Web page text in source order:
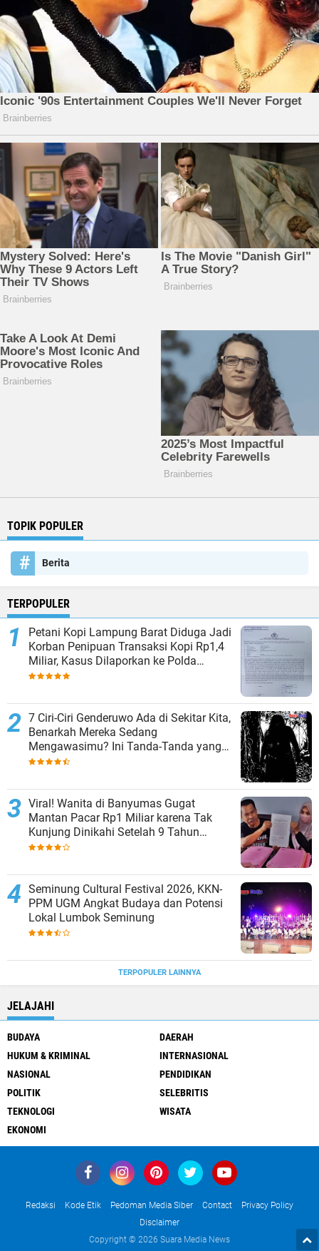
TOPIK POPULER
Berita
TERPOPULER
Petani Kopi Lampung Barat Diduga Jadi
Korban Penipuan Transaksi Kopi Rp1,4
Miliar, Kasus Dilaporkan ke Polda
Lampung
7 Ciri-Ciri Genderuwo Ada di Sekitar Kita,
Benarkah Mereka Sedang
Mengawasimu? Ini Tanda-Tanda yang
Sering Diabaikan
Viral! Wanita di Banyumas Gugat
Mantan Pacar Rp1 Miliar karena Tak
Kunjung Dinikahi Setelah 9 Tahun
Berpacaran
Seminung Cultural Festival 2026, KKN-
PPM UGM Angkat Budaya dan Potensi
Lokal Lumbok Seminung
TERPOPULER LAINNYA
JELAJAHI
BUDAYA
DAERAH
HUKUM & KRIMINAL
INTERNASIONAL
NASIONAL
PENDIDIKAN
POLITIK
SELEBRITIS
TEKNOLOGI
WISATA
EKONOMI
Redaksi Kode Etik Pedoman Media Siber Contact
Privacy Policy
Disclaimer
Copyright © 2026 Suara Media News